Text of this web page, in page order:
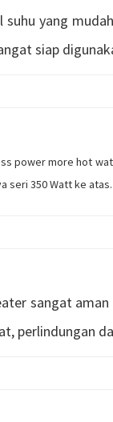
yang
siap
power more hot
seri 350 Watt ke atas.
sangat
perlindungan